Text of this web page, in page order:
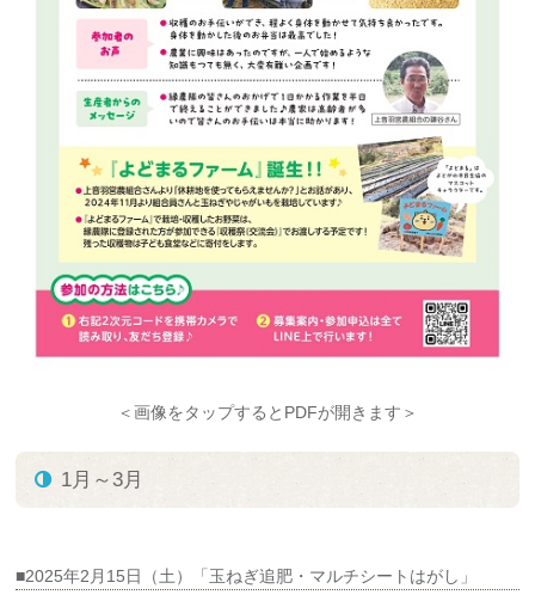
＜画像をタップするとPDFが開きます＞
1月～3月
■2025年2月15日（土）「玉ねぎ追肥・マルチシートはがし」